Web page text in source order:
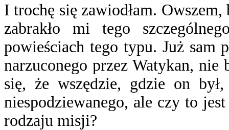
I trochę się zawiodłam. Owszem,
zabrakło mi tego
powieściach tego typu. Już sam
narzuconego przez Watykan,
się, że wszędzie, gdzie on
niespodziewanego, ale czy to
rodzaju misji?